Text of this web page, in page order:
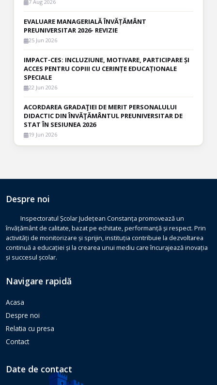
7 Aug 2026
EVALUARE MANAGERIALĂ ÎNVĂȚĂMÂNT
PREUNIVERSITAR 2026- REVIZIE
25 Jun 2026
IMPACT-CES: INCLUZIUNE, MOTIVARE, PARTICIPARE ȘI
ACCES PENTRU COPIII CU CERINȚE EDUCAȚIONALE
SPECIALE
22 Jun 2026
ACORDAREA GRADAŢIEI DE MERIT PERSONALULUI
DIDACTIC DIN ÎNVĂŢĂMÂNTUL PREUNIVERSITAR DE
STAT ÎN SESIUNEA 2026
19 Jun 2026
Despre noi
Inspectoratul Școlar Județean Constanța promovează un
învățământ de calitate, bazat pe echitate, performanță și respect. Prin
activități de monitorizare și sprijin, instituția contribuie la dezvoltarea
continuă a educației și la crearea unui mediu care încurajează inovația
și succesul școlar.
Navigare rapidă
Acasa
Despre noi
Relatia cu presa
Contact
Date de contact